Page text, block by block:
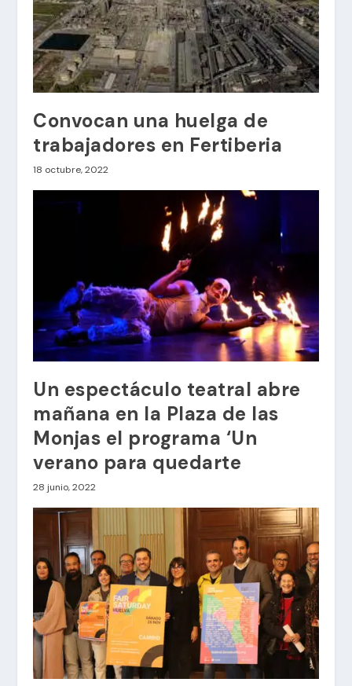
Convocan una huelga de
trabajadores en Fertiberia
18 octubre, 2022
Un espectáculo teatral abre
mañana en la Plaza de las
Monjas el programa ‘Un
verano para quedarte
28 junio, 2022